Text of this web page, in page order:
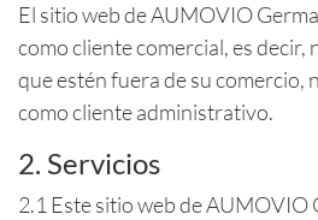
El sitio web de AUMOVIO
como cliente comercial, es decir,
que estén fuera de su comercio,
como cliente administrativo.
2. Servicios
2.1 Este sitio web de AUMOVIO